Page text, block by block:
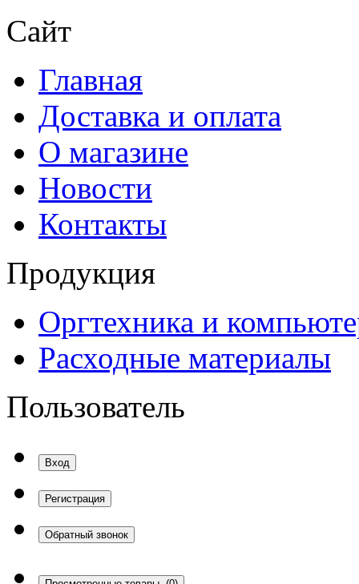
Сайт
Главная
Доставка и оплата
О магазине
Новости
Контакты
Продукция
Оргтехника и
Расходные материалы
Пользователь
Вход
Регистрация
Обратный звонок